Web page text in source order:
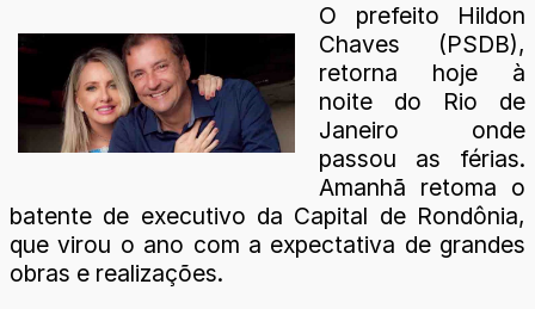
O prefeito Hildon
Chaves (PSDB),
retorna hoje à
noite do Rio de
Janeiro onde
passou as férias.
Amanhã retoma o
batente de executivo da Capital de Rondônia,
que virou o ano com a expectativa de grandes
obras e realizações.